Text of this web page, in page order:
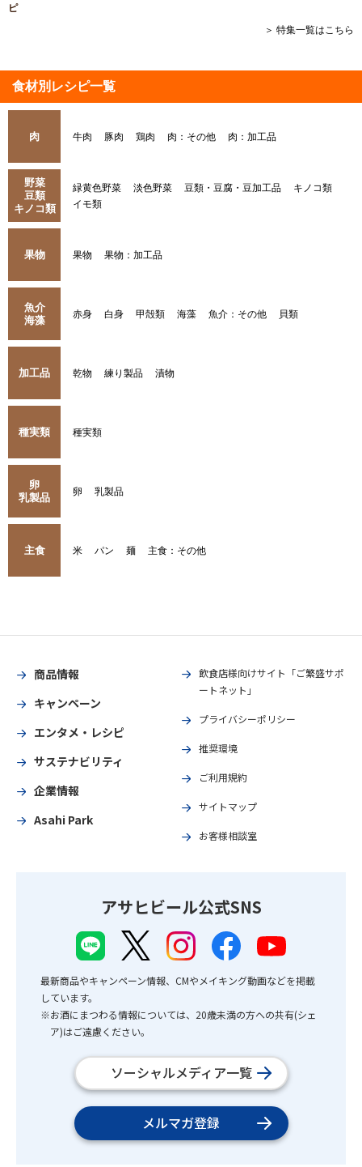
ピ
＞ 特集一覧はこちら
食材別レシピ一覧
肉 牛肉 豚肉 鶏肉 肉：その他 肉：加工品
野菜
豆類
キノコ類
緑黄色野菜 淡色野菜 豆類・豆腐・豆加工品
キノコ類
イモ類
果物 果物 果物：加工品
魚介
海藻
赤身 白身 甲殻類 海藻 魚介：その他 貝類
加工品 乾物 練り製品 漬物
種実類 種実類
卵
乳製品
卵 乳製品
主食 米 パン 麺 主食：その他
商品情報
キャンペーン
エンタメ・レシピ
サステナビリティ
企業情報
Asahi Park
飲食店様向けサイト「ご繁盛サポ
ートネット」
プライバシーポリシー
推奨環境
ご利用規約
サイトマップ
お客様相談室
アサヒビール公式SNS
最新商品やキャンペーン情報、CMやメイキング動画などを掲載
しています。
※お酒にまつわる情報については、20歳未満の方への共有(シェ
ア)はご遠慮ください。
ソーシャルメディア一覧
メルマガ登録